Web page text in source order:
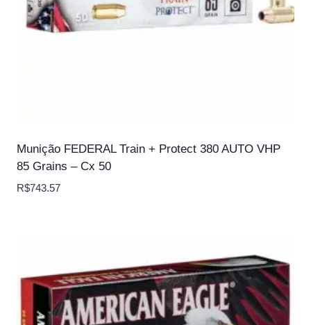
Munição FEDERAL Train + Protect 380 AUTO VHP
85 Grains – Cx 50
R$743.57